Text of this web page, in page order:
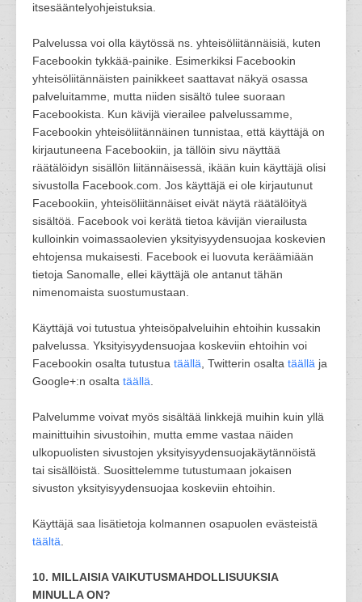
itsesääntelyohjeistuksia.
Palvelussa voi olla käytössä ns. yhteisöliitännäisiä, kuten
Facebookin tykkää-painike. Esimerkiksi Facebookin
yhteisöliitännäisten painikkeet saattavat näkyä osassa
palveluitamme, mutta niiden sisältö tulee suoraan
Facebookista. Kun kävijä vierailee palvelussamme,
Facebookin yhteisöliitännäinen tunnistaa, että käyttäjä on
kirjautuneena Facebookiin, ja tällöin sivu näyttää
räätälöidyn sisällön liitännäisessä, ikään kuin käyttäjä olisi
sivustolla Facebook.com. Jos käyttäjä ei ole kirjautunut
Facebookiin, yhteisöliitännäiset eivät näytä räätälöityä
sisältöä. Facebook voi kerätä tietoa kävijän vierailusta
kulloinkin voimassaolevien yksityisyydensuojaa koskevien
ehtojensa mukaisesti. Facebook ei luovuta keräämiään
tietoja Sanomalle, ellei käyttäjä ole antanut tähän
nimenomaista suostumustaan.
Käyttäjä voi tutustua yhteisöpalveluihin ehtoihin kussakin
palvelussa. Yksityisyydensuojaa koskeviin ehtoihin voi
Facebookin osalta tutustua täällä , Twitterin osalta täällä ja
Google+:n osalta täällä
Palvelumme voivat myös sisältää linkkejä muihin kuin yllä
mainittuihin sivustoihin, mutta emme vastaa näiden
ulkopuolisten sivustojen yksityisyydensuojakäytännöistä
tai sisällöistä. Suosittelemme tutustumaan jokaisen
sivuston yksityisyydensuojaa koskeviin ehtoihin.
Käyttäjä saa lisätietoja kolmannen osapuolen evästeistä
täältä
10. MILLAISIA VAIKUTUSMAHDOLLISUUKSIA
MINULLA ON?